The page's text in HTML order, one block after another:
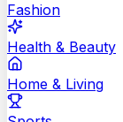
Fashion
Health & Beauty
Home & Living